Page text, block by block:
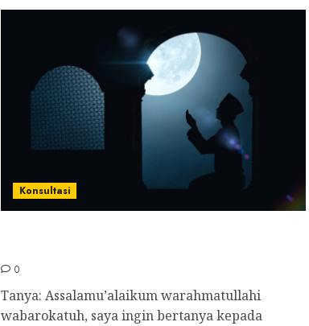
Konsultasi
0
Tanya: Assalamu’alaikum warahmatullahi
wabarokatuh, saya ingin bertanya kepada